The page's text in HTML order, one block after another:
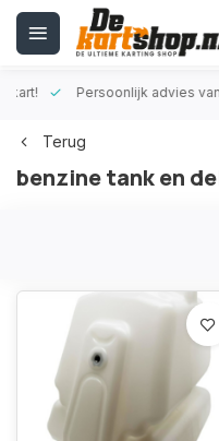
Persoonlijk advies van
Terug
benzine tank en